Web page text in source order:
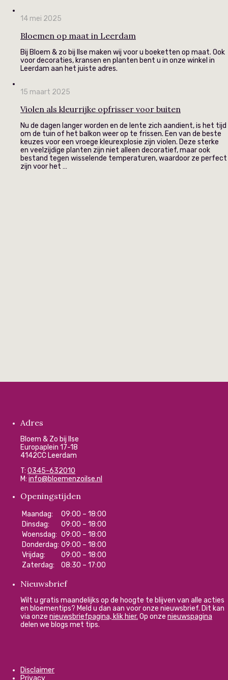
14 mei 2025
Bloemen op maat in Leerdam
Bij Bloem & zo bij Ilse maken wij voor u boeketten op maat. Ook
voor decoraties, kransen en planten bent u in onze winkel in
Leerdam aan het juiste adres.
15 maart 2025
Violen als kleurrijke opfrisser voor buiten
Nu de dagen langer worden en de lente zich aandient, is het tijd
om de tuin of het balkon weer op te frissen. Een van de beste
keuzes voor een vroege kleurexplosie zijn violen. Deze sterke
en veelzijdige planten zijn niet alleen decoratief, maar ook
bestand tegen wisselende temperaturen, waardoor ze perfect
zijn voor het …
Adres
Bloem & Zo bij Ilse
Europaplein 17-18
4142CC Leerdam
T: 0345-632010
M: info@bloemenzoilse.nl
Openingstijden
Maandag:
09:00 – 18:00
Dinsdag:
09:00 – 18:00
Woensdag: 09:00 – 18:00
Donderdag: 09:00 – 18:00
Vrijdag:
09:00 – 18:00
Zaterdag:
08:30 – 17:00
Nieuwsbrief
Wilt u gratis maandelijks op de hoogte te blijven van alle acties
en bloementips? Meld u dan aan voor onze nieuwsbrief. Dit kan
via onze nieuwsbriefpagina, klik hier. Op onze nieuwspagina
delen we blogs met tips.
Disclaimer
Privacy